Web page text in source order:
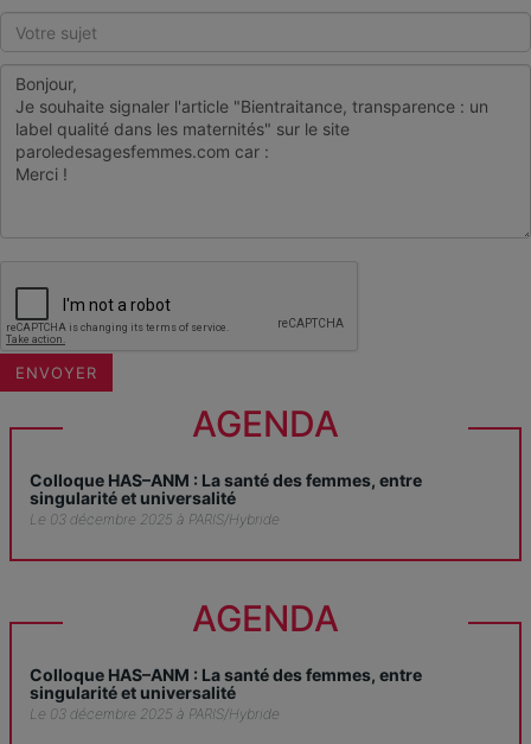
AGENDA
Colloque HAS–ANM : La santé des femmes, entre
singularité et universalité
Le 03 décembre 2025 à PARIS/Hybride
AGENDA
Colloque HAS–ANM : La santé des femmes, entre
singularité et universalité
Le 03 décembre 2025 à PARIS/Hybride